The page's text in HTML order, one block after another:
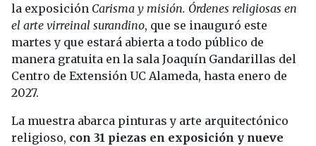
la exposición Carisma y misión. Órdenes religiosas en
el arte virreinal surandino, que se inauguró este
martes y que estará abierta a todo público de
manera gratuita en la sala Joaquín Gandarillas del
Centro de Extensión UC Alameda, hasta enero de
2027.
La muestra abarca pinturas y arte arquitectónico
religioso, con 31 piezas en exposición y nueve